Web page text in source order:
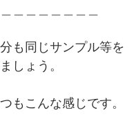
も同じサンプル等を
しょう。
もこんな感じです。